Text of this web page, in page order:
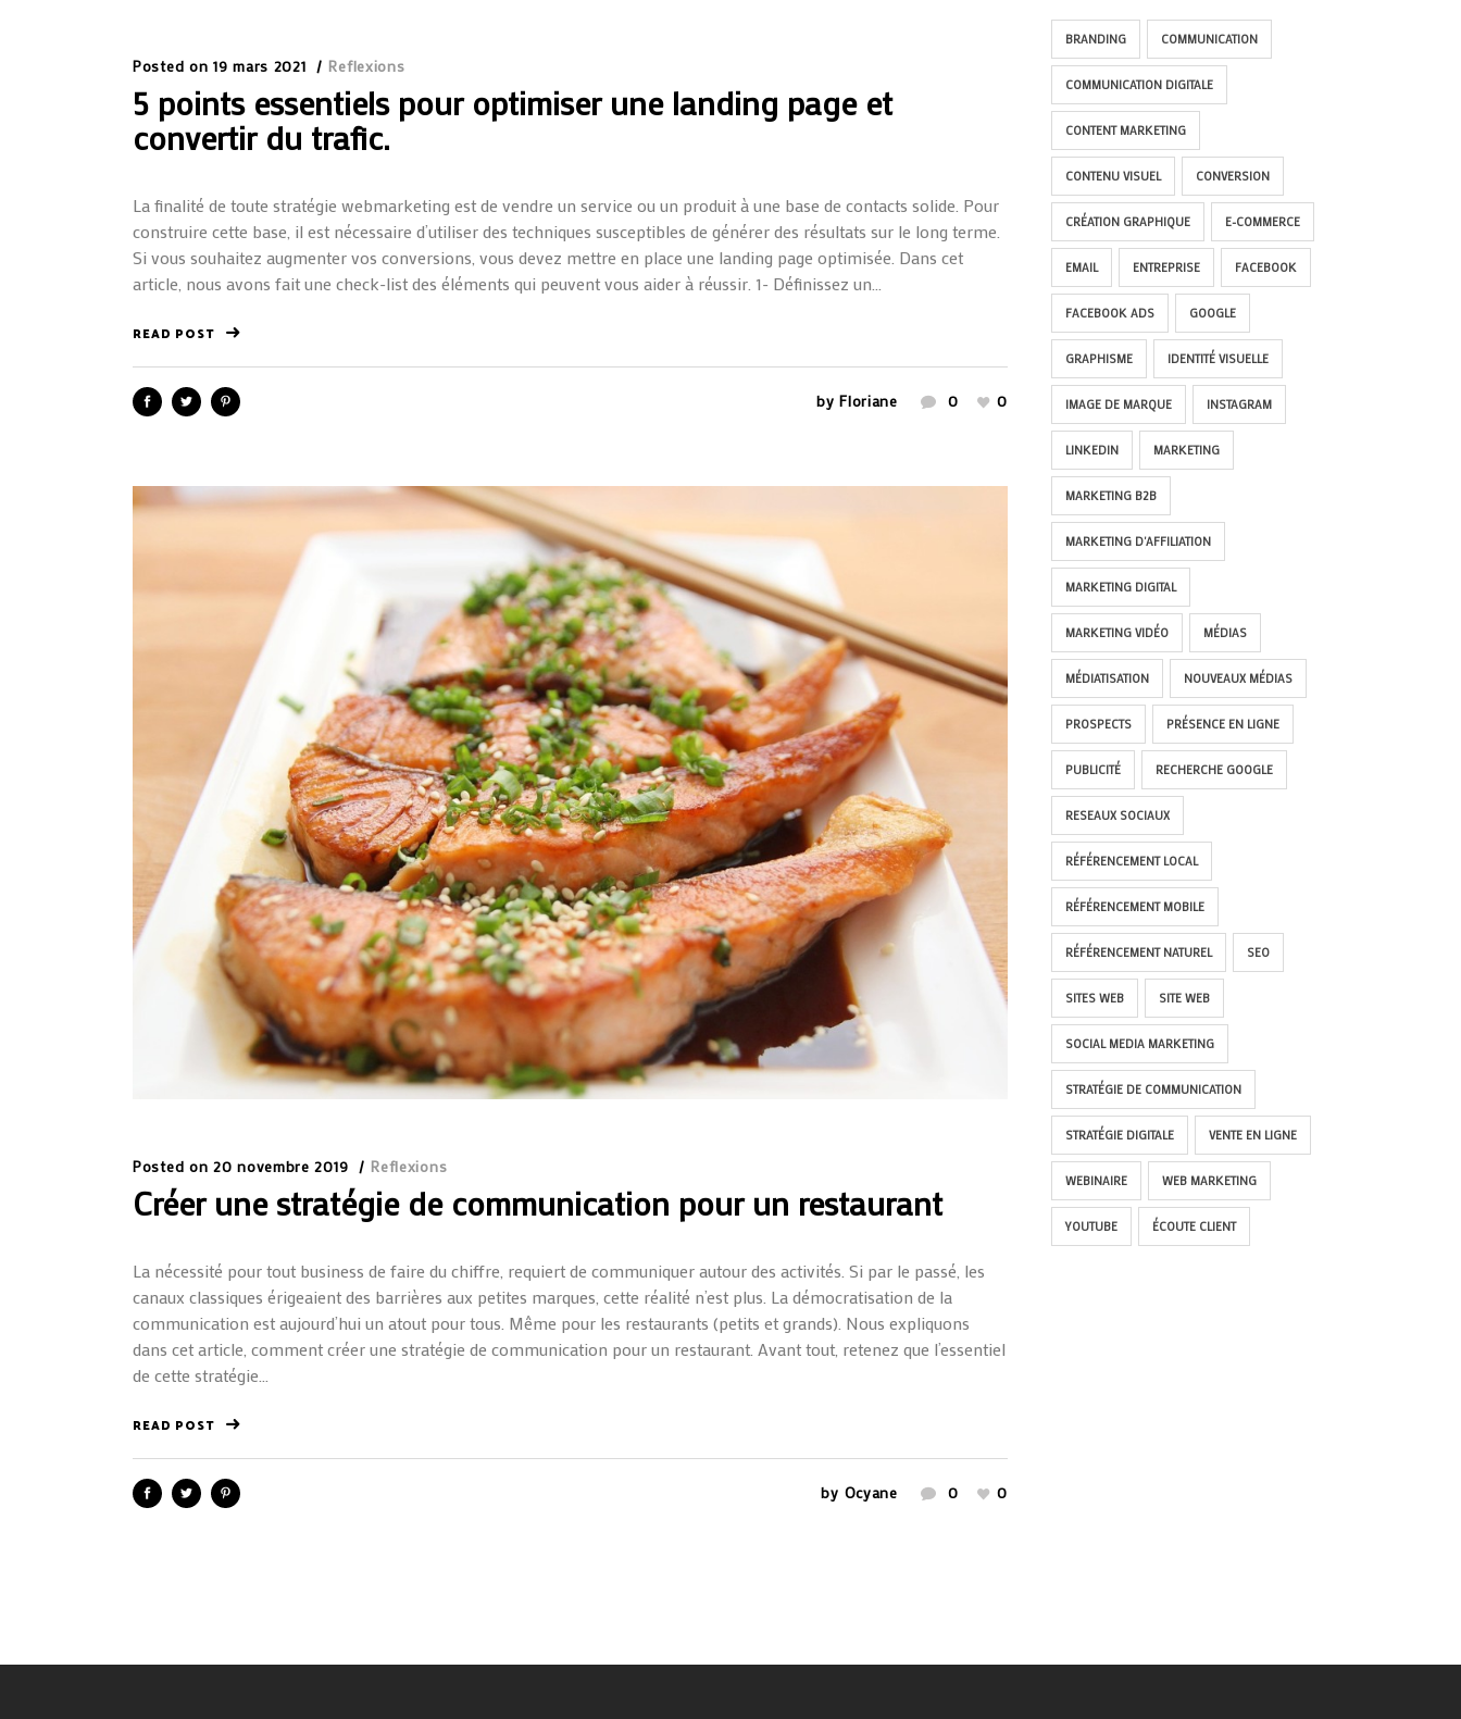
Posted on 19 mars 2021 Reflexions
5 points essentiels pour optimiser une landing page et
convertir du trafic.
La finalité de toute stratégie webmarketing est de vendre un service ou un produit à une base de contacts solide. Pour
construire cette base, il est nécessaire d’utiliser des techniques susceptibles de générer des résultats sur le long terme.
Si vous souhaitez augmenter vos conversions, vous devez mettre en place une landing page optimisée. Dans cet
article, nous avons fait une check-list des éléments qui peuvent vous aider à réussir. 1- Définissez un...
READ POST
by Floriane 0 0
Posted on 20 novembre 2019 Reflexions
Créer une stratégie de communication pour un restaurant
La nécessité pour tout business de faire du chiffre, requiert de communiquer autour des activités. Si par le passé, les
canaux classiques érigeaient des barrières aux petites marques, cette réalité n’est plus. La démocratisation de la
communication est aujourd’hui un atout pour tous. Même pour les restaurants (petits et grands). Nous expliquons
dans cet article, comment créer une stratégie de communication pour un restaurant. Avant tout, retenez que l’essentiel
de cette stratégie...
READ POST
by Ocyane 0 0
BRANDING COMMUNICATION
COMMUNICATION DIGITALE
CONTENT MARKETING
CONTENU VISUEL CONVERSION
CRÉATION GRAPHIQUE E-COMMERCE
EMAIL ENTREPRISE FACEBOOK
FACEBOOK ADS GOOGLE
GRAPHISME IDENTITÉ VISUELLE
IMAGE DE MARQUE INSTAGRAM
LINKEDIN MARKETING
MARKETING B2B
MARKETING D'AFFILIATION
MARKETING DIGITAL
MARKETING VIDÉO MÉDIAS
MÉDIATISATION NOUVEAUX MÉDIAS
PROSPECTS PRÉSENCE EN LIGNE
PUBLICITÉ RECHERCHE GOOGLE
RESEAUX SOCIAUX
RÉFÉRENCEMENT LOCAL
RÉFÉRENCEMENT MOBILE
RÉFÉRENCEMENT NATUREL SEO
SITES WEB SITE WEB
SOCIAL MEDIA MARKETING
STRATÉGIE DE COMMUNICATION
STRATÉGIE DIGITALE VENTE EN LIGNE
WEBINAIRE WEB MARKETING
YOUTUBE ÉCOUTE CLIENT